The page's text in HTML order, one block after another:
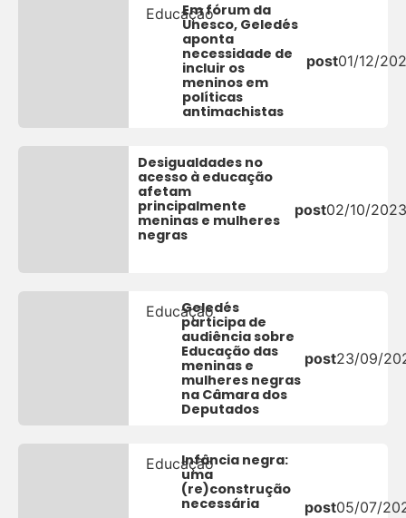
EducaçãoEm fórum da
Unesco, Geledés
aponta
necessidade de
incluir os
meninos em
políticas
antimachistas
post01/12/
Desigualdades no
acesso à educação
afetam
principalmente
meninas e mulheres
negras
post02/10/
Educação
Geledés
participa de
audiência sobre
Educação das
meninas e
mulheres negras
na Câmara dos
Deputados
post23/09/
EducaçãoInfância negra:
uma
(re)construção
necessária
post05/07/